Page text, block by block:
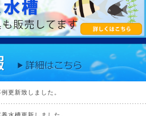
更新致しました。